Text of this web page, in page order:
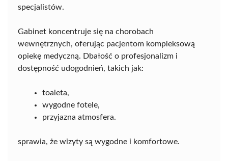
specjalistów.
Gabinet koncentruje się na chorobach
wewnętrznych, oferując pacjentom kompleksową
opiekę medyczną. Dbałość o profesjonalizm i
dostępność udogodnień, takich jak:
toaleta,
wygodne fotele,
przyjazna atmosfera.
sprawia, że wizyty są wygodne i komfortowe.